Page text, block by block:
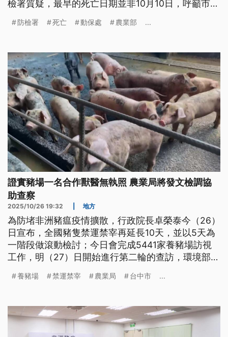
檢署質疑，最早的死亡日期並非10月10日，呼籲市府
大。另外針對消毒後又驗到核酸陽性，中央也建議改
防檢署 死亡 動保處 農業部 ...
證實豬場一名合作獸醫無執照 農業局將發文檢調協
助查察
2025/10/26 19:32 地方
為防堵非洲豬瘟疫情擴散，行政院長卓榮泰今（26）
日宣布，全國豬隻禁運禁宰再延長10天，並以5天為
一階段做滾動檢討；今日會完成5441家養豬場訪視
工作，明（27）日開始進行第二輪的查訪，環境部表
中市農業局也表示，梧棲案場有兩位合作獸醫師在執
局傍晚證實，其中一位王姓人員有獸醫佐證書，但沒
有獸醫執業執照，將發文檢調協助查察。
養豬場 禁運禁宰 農業局 台中市 ...